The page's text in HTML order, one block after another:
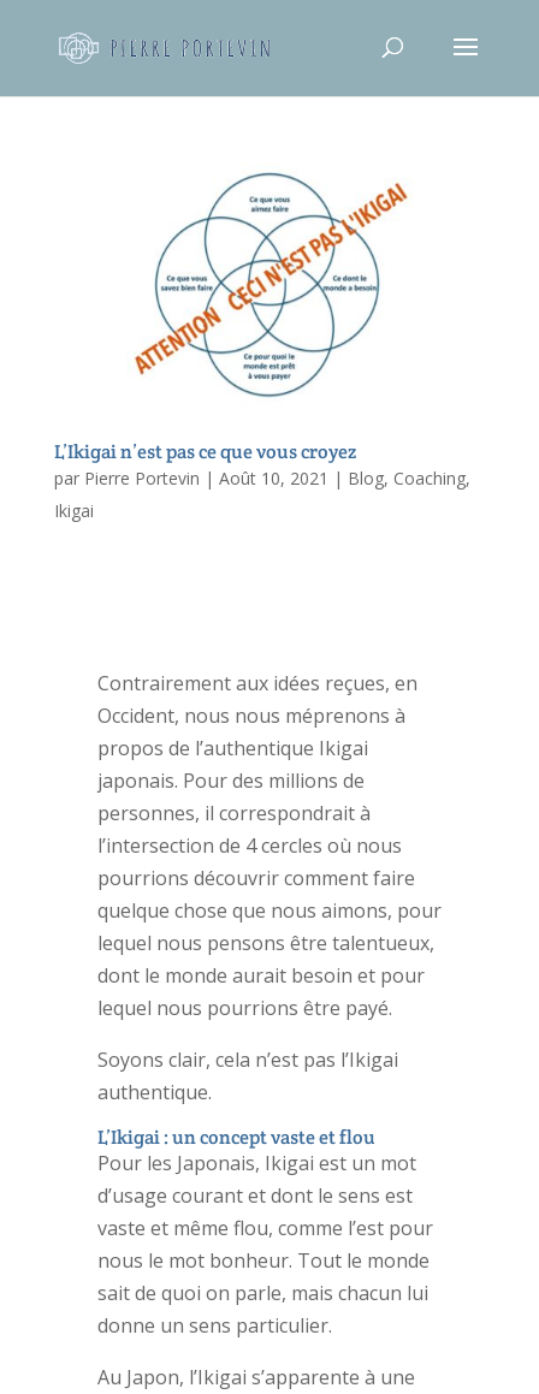
L’Ikigai n’est pas ce que vous croyez
par Pierre Portevin | Août 10, 2021 | Blog, Coaching,
Ikigai
Contrairement aux idées reçues, en
Occident, nous nous méprenons à
propos de l’authentique Ikigai
japonais. Pour des millions de
personnes, il correspondrait à
l’intersection de 4 cercles où nous
pourrions découvrir comment faire
quelque chose que nous aimons, pour
lequel nous pensons être talentueux,
dont le monde aurait besoin et pour
lequel nous pourrions être payé.
Soyons clair, cela n’est pas l’Ikigai
authentique.
L’Ikigai : un concept vaste et flou
Pour les Japonais, Ikigai est un mot
d’usage courant et dont le sens est
vaste et même flou, comme l’est pour
nous le mot bonheur. Tout le monde
sait de quoi on parle, mais chacun lui
donne un sens particulier.
Au Japon, l’Ikigai s’apparente à une